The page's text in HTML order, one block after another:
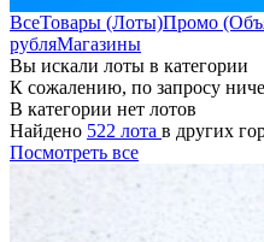
ВсеТовары (Лоты)Промо
рубляМагазины
Вы искали лоты в категории
К сожалению, по запросу
В категории нет лотов
Найдено 522 лота в других
Посмотреть все